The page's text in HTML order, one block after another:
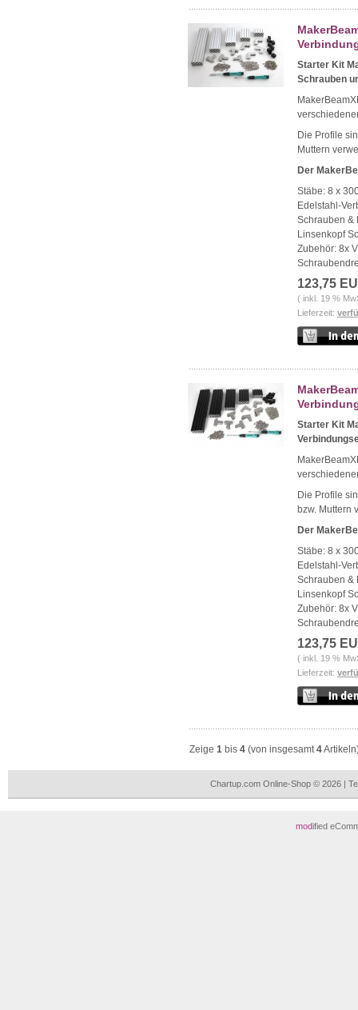
Starter Kit
Schrauben
Die Profile
Muttern
Der
Stäbe: 8 x
Edelstahl-
Schrauben &
Linsenkopf
Zubehör: 8x
123,75
( inkl. 19 %
Lieferzeit:
Starter Kit
Die Profile
bzw. Muttern
Der
Stäbe: 8 x
Edelstahl-
Schrauben &
Linsenkopf
Zubehör: 8x
123,75
( inkl. 19 %
Lieferzeit:
Zeige 1 bis 4 (von insgesamt4
Chartup.com Online-Shop © 2026 |
modified